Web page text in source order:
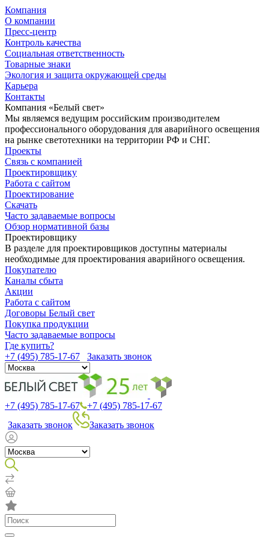
Компания
О компании
Пресс-центр
Контроль качества
Социальная ответственность
Товарные знаки
Экология и защита окружающей среды
Карьера
Контакты
Компания «Белый свет»
Мы являемся ведущим российским производителем
профессионального оборудования для аварийного освещения
на рынке светотехники на территории РФ и СНГ.
Проекты
Связь с компанией
Проектировщику
Работа с сайтом
Проектирование
Скачать
Часто задаваемые вопросы
Обзор нормативной базы
Проектировщику
В разделе для проектировщиков доступны материалы
необходимые для проектирования аварийного освещения.
Покупателю
Каналы сбыта
Акции
Работа с сайтом
Договоры Белый свет
Покупка продукции
Часто задаваемые вопросы
Где купить?
+7 (495) 785-17-67
Заказать звонок
+7 (495) 785-17-67
+7 (495) 785-17-67
Заказать звонок
Заказать звонок